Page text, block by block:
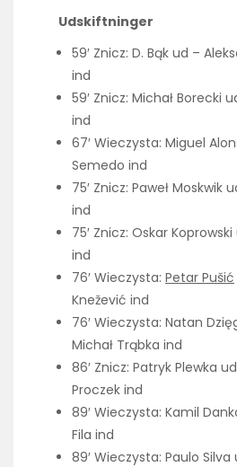
Udskiftninger
59′ Znicz: D. Bąk ud –
ind
59′ Znicz: Michał Borecki
ind
67′ Wieczysta: Miguel
Semedo ind
75′ Znicz: Paweł Moskwik
ind
75′ Znicz: Oskar
ind
76′ Wieczysta: Petar Pušić
Knežević ind
76′ Wieczysta: Natan
Michał Trąbka ind
86′ Znicz: Patryk Plewka
Proczek ind
89′ Wieczysta: Kamil
Fila ind
89′ Wieczysta: Paulo Silva